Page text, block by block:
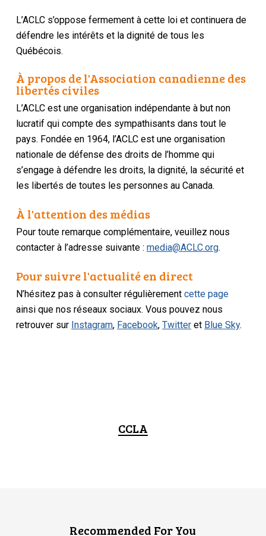
L’ACLC s’oppose fermement à cette loi et continuera de
défendre les intérêts et la dignité de tous les
Québécois.
À propos de l'Association canadienne des
libertés civiles
L’ACLC est une organisation indépendante à but non
lucratif qui compte des sympathisants dans tout le
pays. Fondée en 1964, l’ACLC est une organisation
nationale de défense des droits de l’homme qui
s’engage à défendre les droits, la dignité, la sécurité et
les libertés de toutes les personnes au Canada.
À l'attention des médias
Pour toute remarque complémentaire, veuillez nous
contacter à l’adresse suivante :media@ACLC.org.
Pour suivre l'actualité en direct
N’hésitez pas à consulter régulièrementcette page
ainsi que nos réseaux sociaux. Vous pouvez nous
retrouver sur Instagram, Facebook,Twitter et Blue Sky.
CCLA
Recommended For You